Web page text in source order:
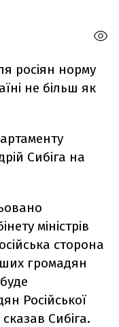
росіян норму
не більш як
Сибіга на
міністрів
сторона
громадян
Російської
Сибіга.